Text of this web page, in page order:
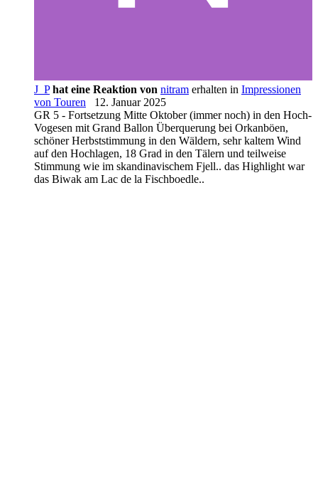
J_P hat eine Reaktion von nitram erhalten in Impressionen
von Touren
12. Januar 2025
GR 5 - Fortsetzung Mitte Oktober (immer noch) in den Hoch-
Vogesen mit Grand Ballon Überquerung bei Orkanböen,
schöner Herbststimmung in den Wäldern, sehr kaltem Wind
auf den Hochlagen, 18 Grad in den Tälern und teilweise
Stimmung wie im skandinavischem Fjell.. das Highlight war
das Biwak am Lac de la Fischboedle..